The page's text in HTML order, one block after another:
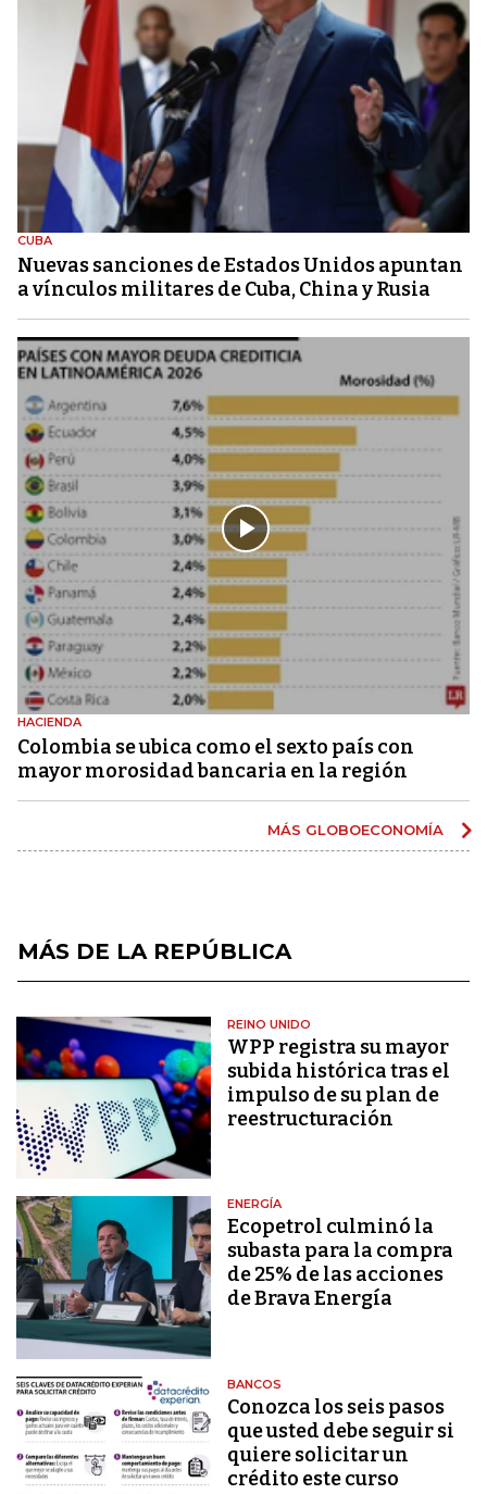
CUBA
Nuevas sanciones de Estados Unidos apuntan
a vínculos militares de Cuba, China y Rusia
HACIENDA
Colombia se ubica como el sexto país con
mayor morosidad bancaria en la región
MÁS GLOBOECONOMÍA
MÁS DE LA REPÚBLICA
REINO UNIDO
WPP registra su mayor
subida histórica tras el
impulso de su plan de
reestructuración
ENERGÍA
Ecopetrol culminó la
subasta para la compra
de 25% de las acciones
de Brava Energía
BANCOS
Conozca los seis pasos
que usted debe seguir si
quiere solicitar un
crédito este curso